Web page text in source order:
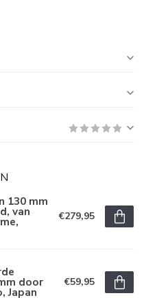
130 mm
van €279,95
door
Japan
€59,95